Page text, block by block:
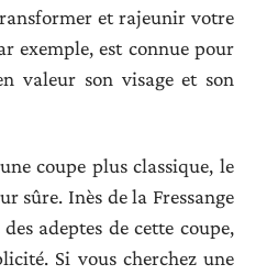
et rajeunir votre
exemple, est connue pour
valeur son visage et son
coupe plus classique, le
sûre. Inès de la Fressange
adeptes de cette coupe,
Si vous cherchez une